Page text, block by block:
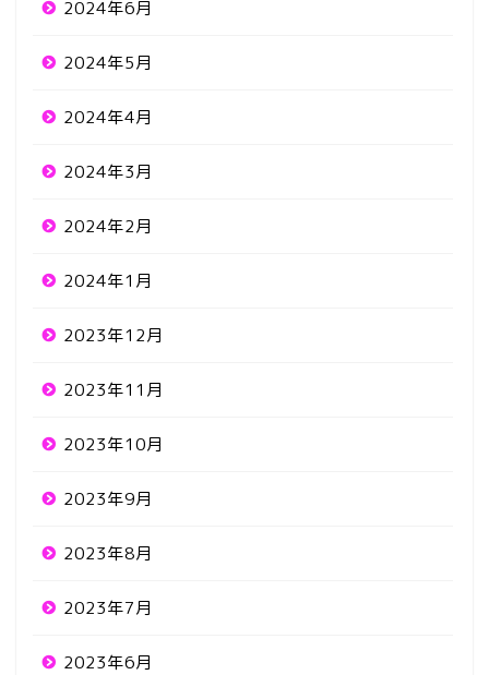
2024年6月
2024年5月
2024年4月
2024年3月
2024年2月
2024年1月
2023年12月
2023年11月
2023年10月
2023年9月
2023年8月
2023年7月
2023年6月